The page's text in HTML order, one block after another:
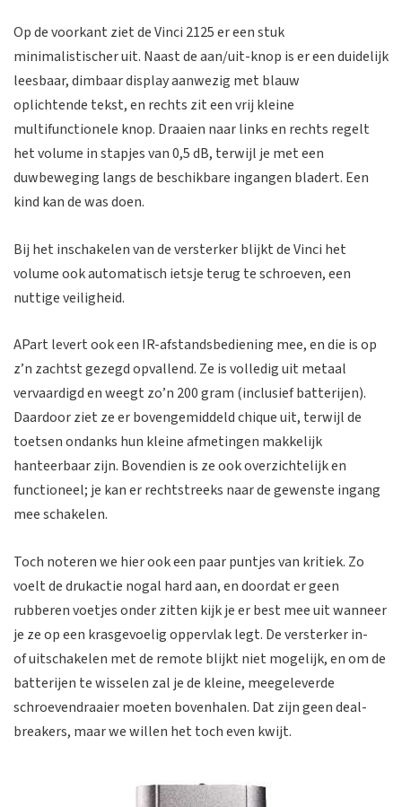
Op de voorkant ziet de Vinci 2125 er een stuk
minimalistischer uit. Naast de aan/uit-knop is er een duidelijk
leesbaar, dimbaar display aanwezig met blauw
oplichtende tekst, en rechts zit een vrij kleine
multifunctionele knop. Draaien naar links en rechts regelt
het volume in stapjes van 0,5 dB, terwijl je met een
duwbeweging langs de beschikbare ingangen bladert. Een
kind kan de was doen.
Bij het inschakelen van de versterker blijkt de Vinci het
volume ook automatisch ietsje terug te schroeven, een
nuttige veiligheid.
APart levert ook een IR-afstandsbediening mee, en die is op
z’n zachtst gezegd opvallend. Ze is volledig uit metaal
vervaardigd en weegt zo’n 200 gram (inclusief batterijen).
Daardoor ziet ze er bovengemiddeld chique uit, terwijl de
toetsen ondanks hun kleine afmetingen makkelijk
hanteerbaar zijn. Bovendien is ze ook overzichtelijk en
functioneel; je kan er rechtstreeks naar de gewenste ingang
mee schakelen.
Toch noteren we hier ook een paar puntjes van kritiek. Zo
voelt de drukactie nogal hard aan, en doordat er geen
rubberen voetjes onder zitten kijk je er best mee uit wanneer
je ze op een krasgevoelig oppervlak legt. De versterker in-
of uitschakelen met de remote blijkt niet mogelijk, en om de
batterijen te wisselen zal je de kleine, meegeleverde
schroevendraaier moeten bovenhalen. Dat zijn geen deal-
breakers, maar we willen het toch even kwijt.